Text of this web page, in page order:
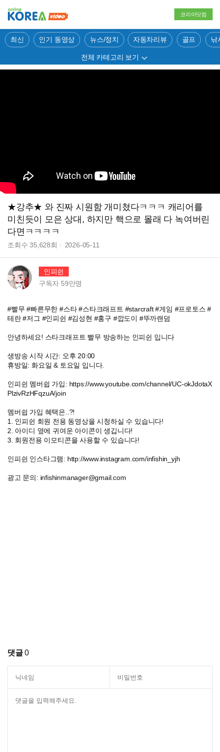
코리아닷컴
최신 인기 동영상 뉴스/정치 자동차리뷰 골프 낚
전체 카테고리 보기
★강추★ 와 진짜 시원함 개미쳤다ㅋㅋㅋ 캐리어를
미친듯이 모은 상대, 하지만 핵으로 몰래 다 녹여버린
다면ㅋㅋㅋㅋ
조회수35,628회 2026-05-11
인피쉰
구독자 59만명
#빨무 #빠른무한 #스타 #스타크래프트 #starcraft #게임 #프로토스 #
테란 #저그 #인피쉰 #김성현 #홍구 #깝도이 #뚜까랜덤
안녕하세요! 스타크래프트 빨무 방송하는 인피쉰 입니다
생방송 시작 시간: 오후 20:00
휴방일: 화요일 & 토요일 입니다.
인피쉰 멤버쉽 가입: https://www.youtube.com/channel/UC-okJdotaX
PlzivRzHFqzuA/join
멤버쉽 가입 혜택은..?!
1. 인피쉰 회원 전용 동영상을 시청하실 수 있습니다!
2. 아이디 옆에 귀여운 아이콘이 생깁니다!
3. 회원전용 이모티콘을 사용할 수 있습니다!
인피쉰 인스타그램: http://www.instagram.com/infishin_yjh
광고 문의: infishinmanager@gmail.com
댓글0